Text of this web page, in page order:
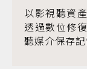
以影視聽資
透過數位修
聽媒介保存